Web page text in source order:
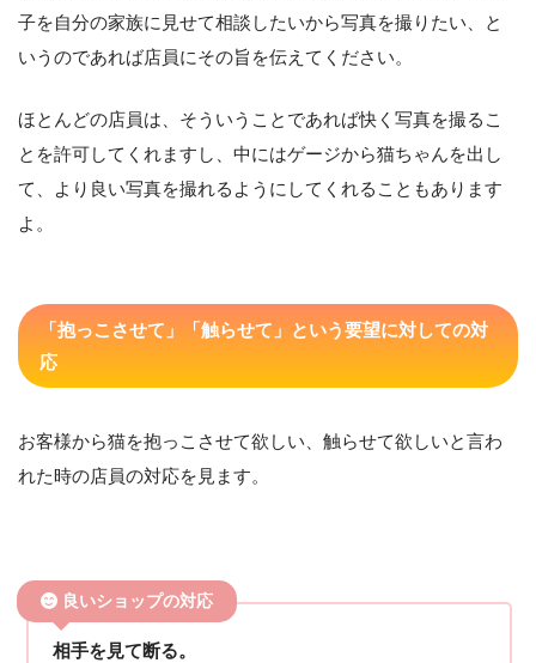
子を自分の家族に見せて相談したいから写真を撮りたい、と
いうのであれば店員にその旨を伝えてください。
ほとんどの店員は、そういうことであれば快く写真を撮るこ
とを許可してくれますし、中にはゲージから猫ちゃんを出し
て、より良い写真を撮れるようにしてくれることもあります
よ。
「抱っこさせて」「触らせて」という要望に対しての対
応
お客様から猫を抱っこさせて欲しい、触らせて欲しいと言わ
れた時の店員の対応を見ます。
良いショップの対応
相手を見て断る。